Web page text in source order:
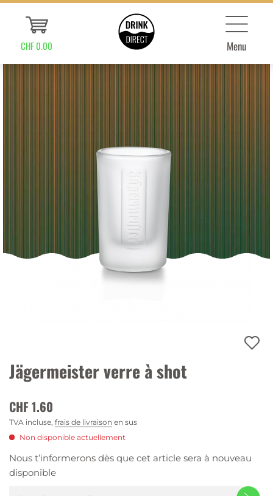
CHF 0.00 Menu
Jägermeister verre à shot
CHF 1.60
TVA incluse, frais de livraison en sus
Non disponible actuellement
Nous t’informerons dès que cet article sera à nouveau
disponible